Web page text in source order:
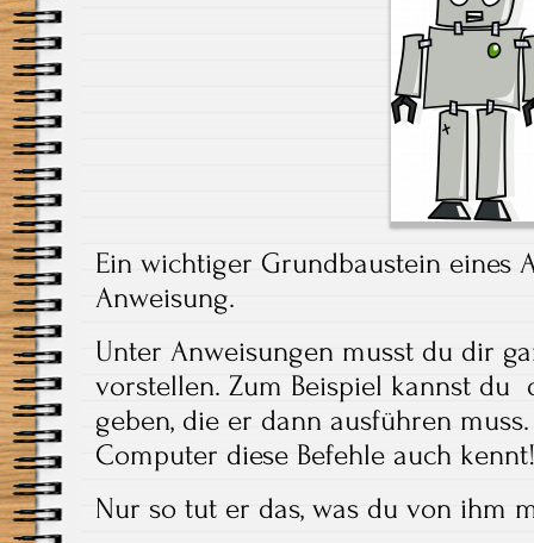
Ein wichtiger Grundbaustein eines
Anweisung.
Unter Anweisungen musst du dir
vorstellen. Zum Beispiel kannst du
geben, die er dann ausführen
Computer diese Befehle auch kennt!
Nur so tut er das, was du von ihm